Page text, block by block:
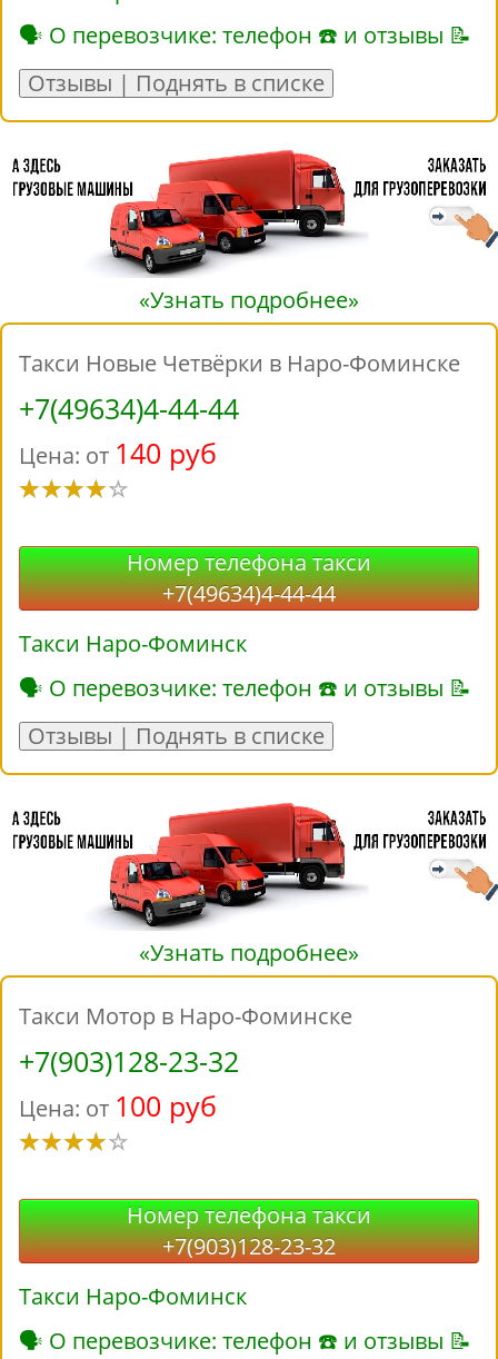
🗣 О перевозчике: телефон ☎ и отзывы 📝
Отзывы | Поднять в списке
«Узнать подробнее»
Такси Новые Четвёрки в Наро-Фоминске
+7(49634)4-44-44
Цена: от 140 руб
Номер телефона такси
+7(49634)4-44-44
Такси Наро-Фоминск
🗣 О перевозчике: телефон ☎ и отзывы 📝
Отзывы | Поднять в списке
«Узнать подробнее»
Такси Мотор в Наро-Фоминске
+7(903)128-23-32
Цена: от 100 руб
Номер телефона такси
+7(903)128-23-32
Такси Наро-Фоминск
🗣 О перевозчике: телефон ☎ и отзывы 📝